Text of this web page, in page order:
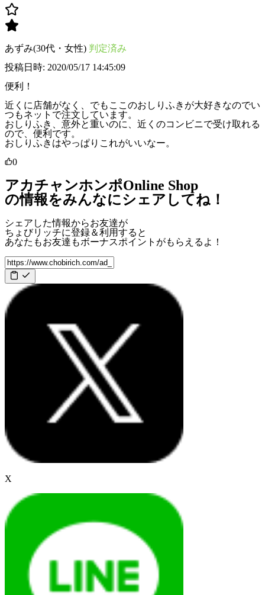
あずみ(30代・女性) 判定済み
投稿日時: 2020/05/17 14:45:09
便利！
近くに店舗がなく、でもここのおしりふきが大好きなのでい
つもネットで注文しています。
おしりふき、意外と重いのに、近くのコンビニで受け取れる
ので、便利です。
おしりふきはやっぱりこれがいいなー。
0
アカチャンホンポOnline Shop
の情報をみんなにシェアしてね！
シェアした情報からお友達が
ちょびリッチに登録＆利用すると
あなたもお友達もボーナスポイント がもらえるよ！
X